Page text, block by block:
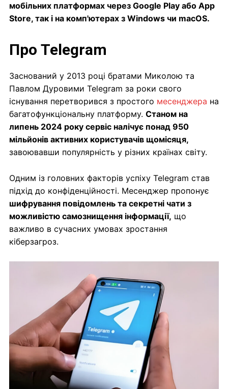
мобільних платформах через Google Play або App
Store, так і на комп'ютерах з Windows чи macOS.
Про Telegram
Заснований у 2013 році братами Миколою та
Павлом Дуровими Telegram за роки свого
існування перетворився з простого месенджера на
багатофункціональну платформу. Станом на
липень 2024 року сервіс налічує понад 950
мільйонів активних користувачів щомісяця,
завоювавши популярність у різних країнах світу.
Одним із головних факторів успіху Telegram став
підхід до конфіденційності. Месенджер пропонує
шифрування повідомлень та секретні чати з
можливістю самознищення інформації, що
важливо в сучасних умовах зростання
кіберзагроз.